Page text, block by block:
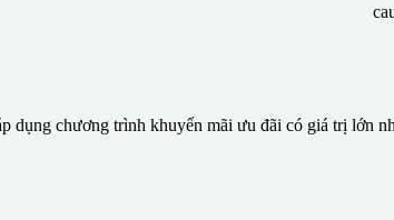
dụng chương trình khuyến mãi ưu đãi có giá trị lớn